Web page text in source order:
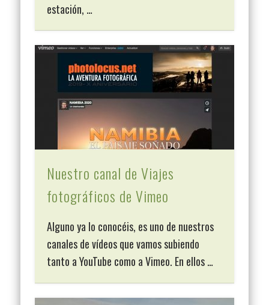
estación, …
Nuestro canal de Viajes
fotográficos de Vimeo
Alguno ya lo conocéis, es uno de nuestros
canales de vídeos que vamos subiendo
tanto a YouTube como a Vimeo. En ellos …